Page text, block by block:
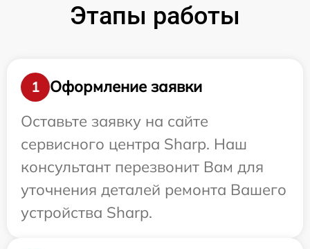
Этапы работы
1
Оформление заявки
Оставьте заявку на сайте
сервисного центра Sharp. Наш
консультант перезвонит Вам для
уточнения деталей ремонта Вашего
устройства Sharp.